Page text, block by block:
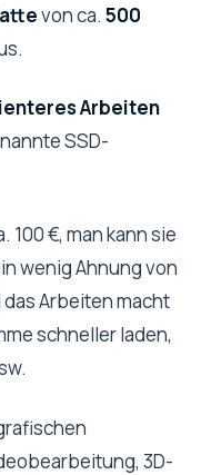
von ca. 500
Arbeiten
SSD-
100 €, man kann sie
wenig Ahnung von
Arbeiten macht
schneller laden,
3D-